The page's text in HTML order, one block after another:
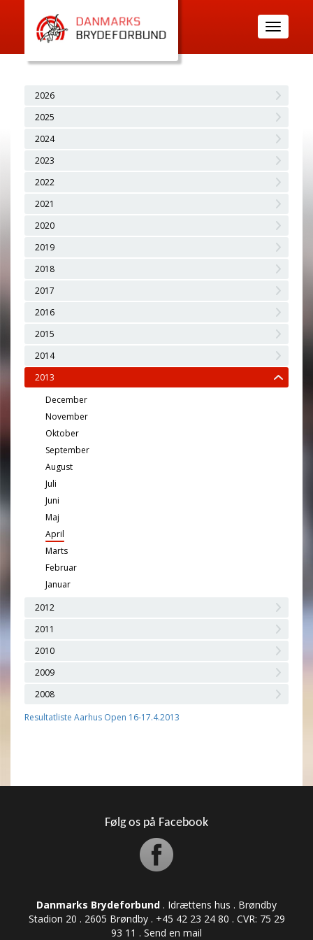
Toggle
navigation
2026
2025
2024
2023
2022
2021
2020
2019
2018
2017
2016
2015
2014
2013
December
November
Oktober
September
August
Juli
Juni
Maj
April
Marts
Februar
Januar
2012
2011
2010
2009
2008
Resultatliste Aarhus Open 16-17.4.2013
Følg os på Facebook
Danmarks Brydeforbund . Idrættens hus . Brøndby
Stadion 20 . 2605 Brøndby . +45 42 23 24 80 . CVR: ​​​​​​75 29
93 11 . Send en mail